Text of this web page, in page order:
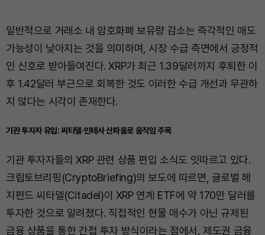
일반적으로 거래소 내 암호화폐 보유량 감소는 즉각적인 매도
가능성이 낮아지는 것을 의미하며, 시장 수급 측면에서 긍정적
인 신호로 받아들여진다. XRP가 최근 1.39달러까지 후퇴한 이
후 1.42달러 부근으로 회복한 것도 이러한 수급 개선과 무관하
지 않다는 시각이 존재한다.
기관 투자자 유입: 씨타델·인테사 산파올로 움직임 주목
기관 투자자들의 XRP 관련 상품 편입 소식도 잇따르고 있다.
크립토브리핑(CryptoBriefing)의 보도에 따르면, 글로벌 헤
지펀드 씨타델(Citadel)이 XRP 연계 ETF에 약 170만 달러를
투자한 것으로 알려졌다. 직접적인 현물 매수가 아닌 규제된
금융 상품을 통한 간접 투자 방식이라는 점에서, 제도권 금융